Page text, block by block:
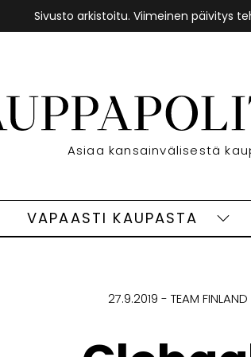
Sivusto arkistoitu. Viimeinen päivitys
Etusivu
Asiaa kansainvälisestä
VAPAASTI KAUPASTA
27.9.2019 TEAM FINLAND